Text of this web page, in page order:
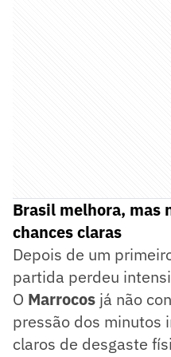
Brasil melhora, mas
chances claras
Depois de um
partida perdeu
O Marrocos já não
pressão dos minutos
claros de desgaste